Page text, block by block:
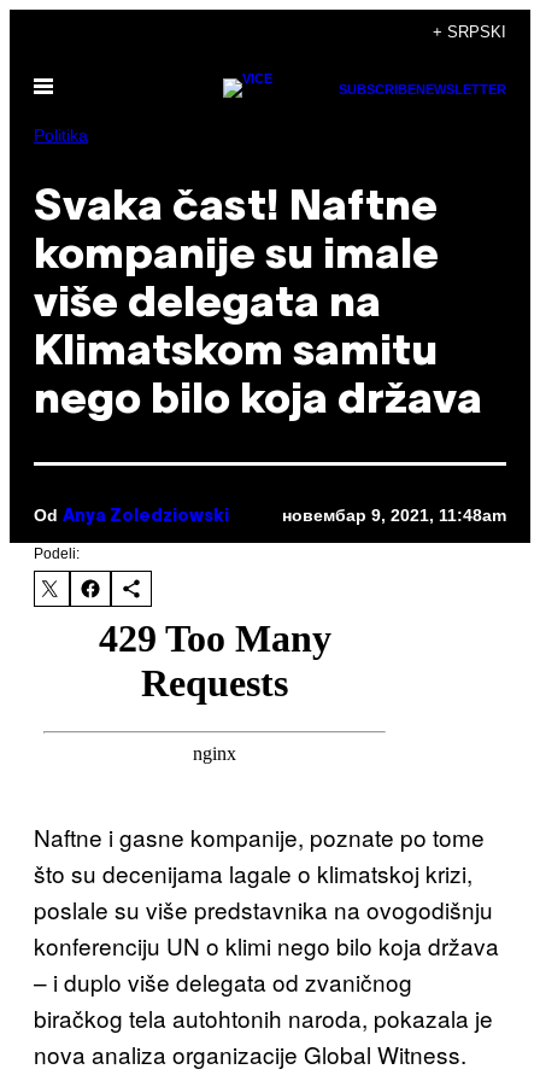
садржај
+ SRPSKI
Otvori
SUBSCRIBENEWSLETTER
Politika
Svaka čast! Naftne
kompanije su imale
više delegata na
Klimatskom samitu
nego bilo koja država
Od Anya Zoledziowski новембар 9, 2021, 11:48am
Podeli:
Naftne i gasne kompanije, poznate po tome
što su decenijama lagale o klimatskoj krizi,
poslale su više predstavnika na ovogodišnju
konferenciju UN o klimi nego bilo koja država
– i duplo više delegata od zvaničnog
biračkog tela autohtonih naroda, pokazala je
nova analiza organizacije Global Witness.